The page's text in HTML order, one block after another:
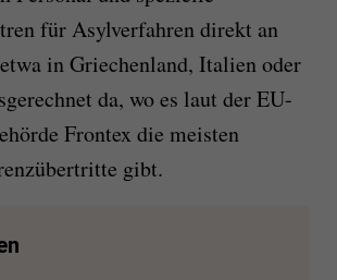
für Asylverfahren direkt an
in Griechenland, Italien oder
da, wo es laut der EU-
Frontex die meisten
gibt.